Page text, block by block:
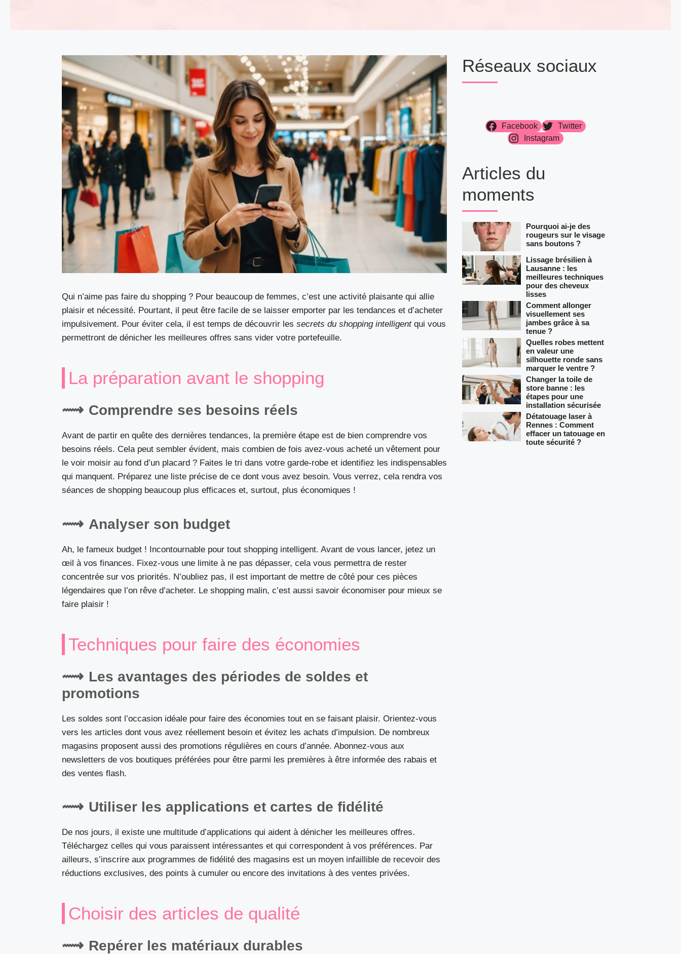
Qui n’aime pas faire du shopping ? Pour beaucoup de femmes, c’est une activité plaisante qui allie
plaisir et nécessité. Pourtant, il peut être facile de se laisser emporter par les tendances et d’acheter
impulsivement. Pour éviter cela, il est temps de découvrir les secrets du shopping intelligentqui vous
permettront de dénicher les meilleures offres sans vider votre portefeuille.
La préparation avant le shopping
Comprendre ses besoins réels
Avant de partir en quête des dernières tendances, la première étape est de bien comprendre vos
besoins réels. Cela peut sembler évident, mais combien de fois avez-vous acheté un vêtement pour
le voir moisir au fond d’un placard ? Faites le tri dans votre garde-robe et identifiez les indispensables
qui manquent. Préparez une liste précise de ce dont vous avez besoin. Vous verrez, cela rendra vos
séances de shopping beaucoup plus efficaces et, surtout, plus économiques !
Analyser son budget
Ah, le fameux budget ! Incontournable pour tout shopping intelligent. Avant de vous lancer, jetez un
œil à vos finances. Fixez-vous une limite à ne pas dépasser, cela vous permettra de rester
concentrée sur vos priorités. N’oubliez pas, il est important de mettre de côté pour ces pièces
légendaires que l’on rêve d’acheter. Le shopping malin, c’est aussi savoir économiser pour mieux se
faire plaisir !
Techniques pour faire des économies
Les avantages des périodes de soldes et
promotions
Les soldes sont l’occasion idéale pour faire des économies tout en se faisant plaisir. Orientez-vous
vers les articles dont vous avez réellement besoin et évitez les achats d’impulsion. De nombreux
magasins proposent aussi des promotions régulières en cours d’année. Abonnez-vous aux
newsletters de vos boutiques préférées pour être parmi les premières à être informée des rabais et
des ventes flash.
Utiliser les applications et cartes de fidélité
De nos jours, il existe une multitude d’applications qui aident à dénicher les meilleures offres.
Téléchargez celles qui vous paraissent intéressantes et qui correspondent à vos préférences. Par
ailleurs, s’inscrire aux programmes de fidélité des magasins est un moyen infaillible de recevoir des
réductions exclusives, des points à cumuler ou encore des invitations à des ventes privées.
Choisir des articles de qualité
Repérer les matériaux durables
Réseaux sociaux
Facebook
Twitter
Instagram
Articles du
moments
Pourquoi ai-je des
rougeurs sur le visage
sans boutons ?
Lissage brésilien à
Lausanne : les
meilleures techniques
pour des cheveux
lisses
Comment allonger
visuellement ses
jambes grâce à sa
tenue ?
Quelles robes mettent
en valeur une
silhouette ronde sans
marquer le ventre ?
Changer la toile de
store banne : les
étapes pour une
installation sécurisée
Détatouage laser à
Rennes : Comment
effacer un tatouage en
toute sécurité ?